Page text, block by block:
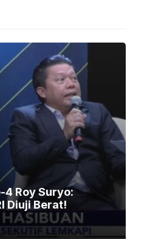
4 Roy Suryo:
Diuji Berat!